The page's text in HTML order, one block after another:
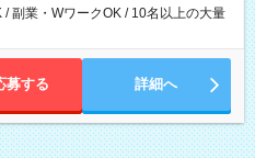
/ 副業・WワークOK / 10名以上の大量
募する 詳細へ